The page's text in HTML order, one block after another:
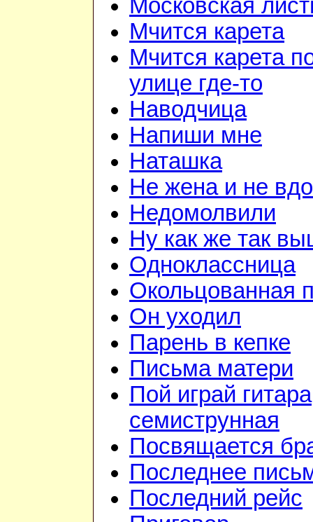
Московская
Мчится карета
Мчится карета
улице где-то
Наводчица
Напиши мне
Наташка
Не жена и не
Недомолвили
Ну как же так
Одноклассница
Окольцованная
Он уходил
Парень в кепке
Письма матери
Пой играй гитара
семиструнная
Посвящается
Последнее
Последний рейс